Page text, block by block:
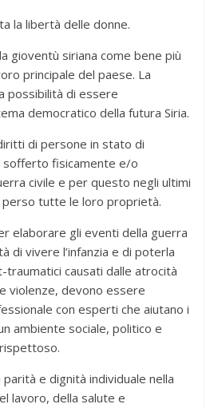
la libertà delle donne.
gioventù siriana come bene più
principale del paese. La
possibilità di essere
democratico della futura Siria.
di persone in stato di
sofferto fisicamente e/o
civile e per questo negli ultimi
perso tutte le loro proprietà.
elaborare gli eventi della guerra
di vivere l’infanzia e di poterla
causati dalle atrocità
violenze, devono essere
con esperti che aiutano i
ambiente sociale, politico e
parità e dignità individuale nella
lavoro, della salute e